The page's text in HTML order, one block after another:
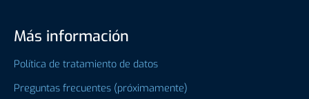
Más información
Política de tratamiento de datos
Preguntas frecuentes (próximamente)